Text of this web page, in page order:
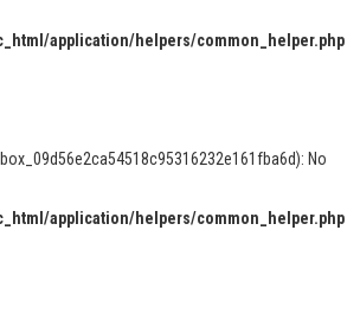
application/helpers/common_helper.php
No
application/helpers/common_helper.php